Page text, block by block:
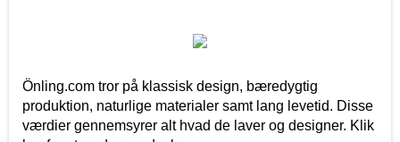
Önling.com tror på klassisk design, bæredygtig
produktion, naturlige materialer samt lang levetid. Disse
værdier gennemsyrer alt hvad de laver og designer. Klik